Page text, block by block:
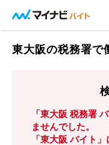
東大阪の税務署で
「東大阪 税務署
ませんでした。
「東大阪 バイト